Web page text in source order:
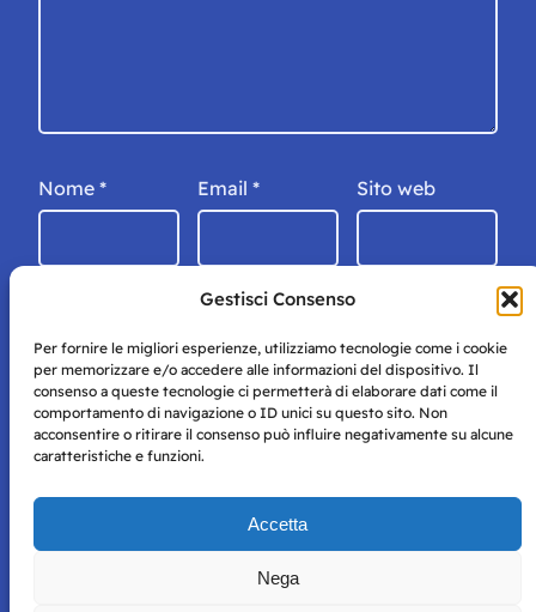
Gestisci Consenso
Per fornire le migliori esperienze, utilizziamo tecnologie come i cookie
per memorizzare e/o accedere alle informazioni del dispositivo. Il
consenso a queste tecnologie ci permetterà di elaborare dati come il
comportamento di navigazione o ID unici su questo sito. Non
acconsentire o ritirare il consenso può influire negativamente su alcune
caratteristiche e funzioni.
Accetta
Nega
Nome * Email * Sito web
Storie di Napoli è una testata registrata presso il tribunale di
per mero scopo didattico e informativo.